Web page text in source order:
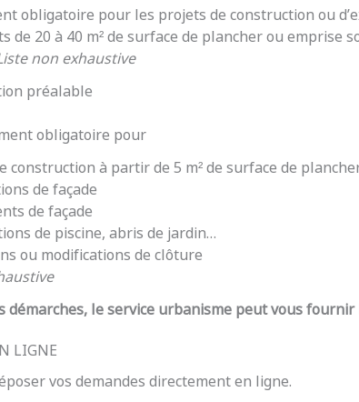
obligatoire pour les projets de construction ou
de 20 à 40 m² de surface de plancher ou
non exhaustive
préalable
obligatoire pour
construction à partir de 5 m² de surface de
de façade
de façade
de piscine, abris de jardin…
ou modifications de clôture
démarches, le service urbanisme peut vous
LIGNE
vos demandes directement en ligne.